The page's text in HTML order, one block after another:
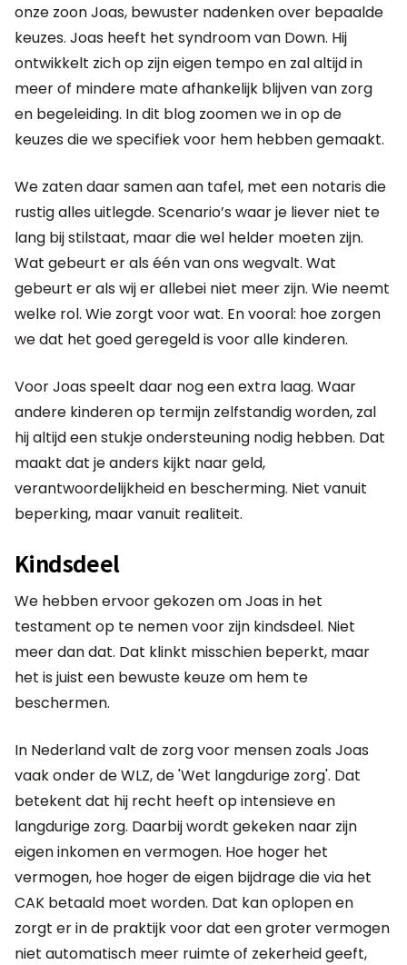
onze zoon Joas, bewuster nadenken over bepaalde
keuzes. Joas heeft het syndroom van Down. Hij
ontwikkelt zich op zijn eigen tempo en zal altijd in
meer of mindere mate afhankelijk blijven van zorg
en begeleiding. In dit blog zoomen we in op de
keuzes die we specifiek voor hem hebben gemaakt.
We zaten daar samen aan tafel, met een notaris die
rustig alles uitlegde. Scenario’s waar je liever niet te
lang bij stilstaat, maar die wel helder moeten zijn.
Wat gebeurt er als één van ons wegvalt. Wat
gebeurt er als wij er allebei niet meer zijn. Wie neemt
welke rol. Wie zorgt voor wat. En vooral: hoe zorgen
we dat het goed geregeld is voor alle kinderen.
Voor Joas speelt daar nog een extra laag. Waar
andere kinderen op termijn zelfstandig worden, zal
hij altijd een stukje ondersteuning nodig hebben. Dat
maakt dat je anders kijkt naar geld,
verantwoordelijkheid en bescherming. Niet vanuit
beperking, maar vanuit realiteit.
Kindsdeel
We hebben ervoor gekozen om Joas in het
testament op te nemen voor zijn kindsdeel. Niet
meer dan dat. Dat klinkt misschien beperkt, maar
het is juist een bewuste keuze om hem te
beschermen.
In Nederland valt de zorg voor mensen zoals Joas
vaak onder de WLZ, de 'Wet langdurige zorg'. Dat
betekent dat hij recht heeft op intensieve en
langdurige zorg. Daarbij wordt gekeken naar zijn
eigen inkomen en vermogen. Hoe hoger het
vermogen, hoe hoger de eigen bijdrage die via het
CAK betaald moet worden. Dat kan oplopen en
zorgt er in de praktijk voor dat een groter vermogen
niet automatisch meer ruimte of zekerheid geeft,